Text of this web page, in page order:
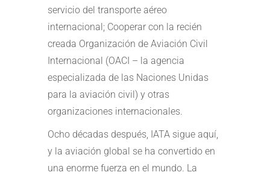
servicio del transporte aéreo
internacional; Cooperar con la recién
creada Organización de Aviación Civil
Internacional (OACI – la agencia
especializada de las Naciones Unidas
para la aviación civil) y otras
organizaciones internacionales.
Ocho décadas después, IATA sigue aquí,
y la aviación global se ha convertido en
una enorme fuerza en el mundo. La